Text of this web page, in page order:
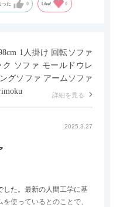
った 0 Like! 0
1人掛け 回転ソファ
ソファ モールドウレ
グソファ アームソファ
詳細を見る
2025.3.27
した。最新の人間工学に基
使っているとのことで、